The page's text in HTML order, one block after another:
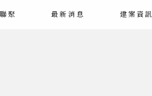
聚 最新消息 建案資訊